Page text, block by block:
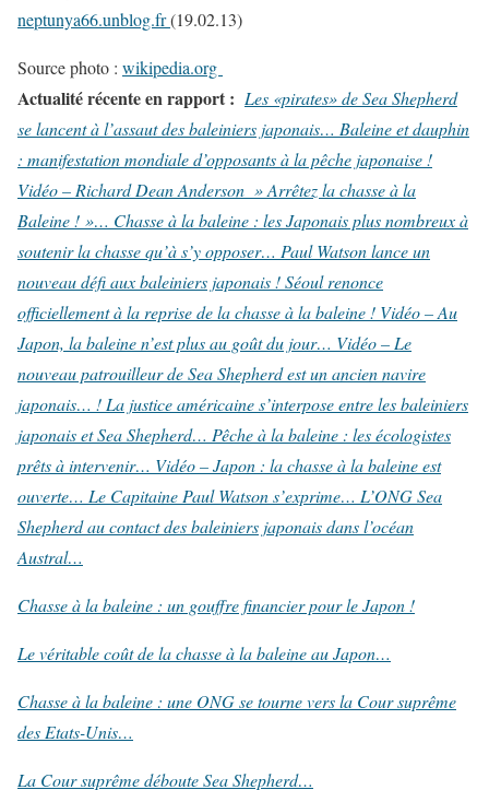
neptunya66.unblog.fr(19.02.13)
Source photo : wikipedia.org
Actualité récente en rapport : Les «pirates» de Sea Shepherd
se lancent à l’assaut des baleiniers japonais… Baleine et dauphin
: manifestation mondiale d’opposants à la pêche japonaise !
Vidéo – Richard Dean Anderson » Arrêtez la chasse à la
Baleine ! »… Chasse à la baleine : les Japonais plus nombreux à
soutenir la chasse qu’à s’y opposer… Paul Watson lance un
nouveau défi aux baleiniers japonais !Séoul renonce
officiellement à la reprise de la chasse à la baleine ! Vidéo – Au
Japon, la baleine n’est plus au goût du jour… Vidéo – Le
nouveau patrouilleur de Sea Shepherd est un ancien navire
japonais… ! La justice américaine s’interpose entre les baleiniers
japonais et Sea Shepherd… Pêche à la baleine : les écologistes
prêts à intervenir… Vidéo – Japon : la chasse à la baleine est
ouverte… Le Capitaine Paul Watson s’exprime… L’ONG Sea
Shepherd au contact des baleiniers japonais dans l’océan
Austral…
Chasse à la baleine : un gouffre financier pour le Japon !
Le véritable coût de la chasse à la baleine au Japon…
Chasse à la baleine : une ONG se tourne vers la Cour suprême
des Etats-Unis…
La Cour suprême déboute Sea Shepherd…